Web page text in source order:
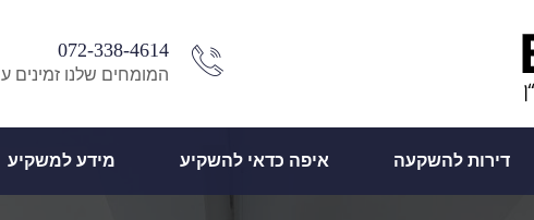
072-338-4614
המומחים שלנו זמינים
דירות להשקעה איפה כדאי להשקיע מידע למשקיע